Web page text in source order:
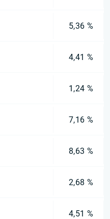
5,36 %
4,41 %
1,24 %
7,16 %
8,63 %
2,68 %
4,51 %